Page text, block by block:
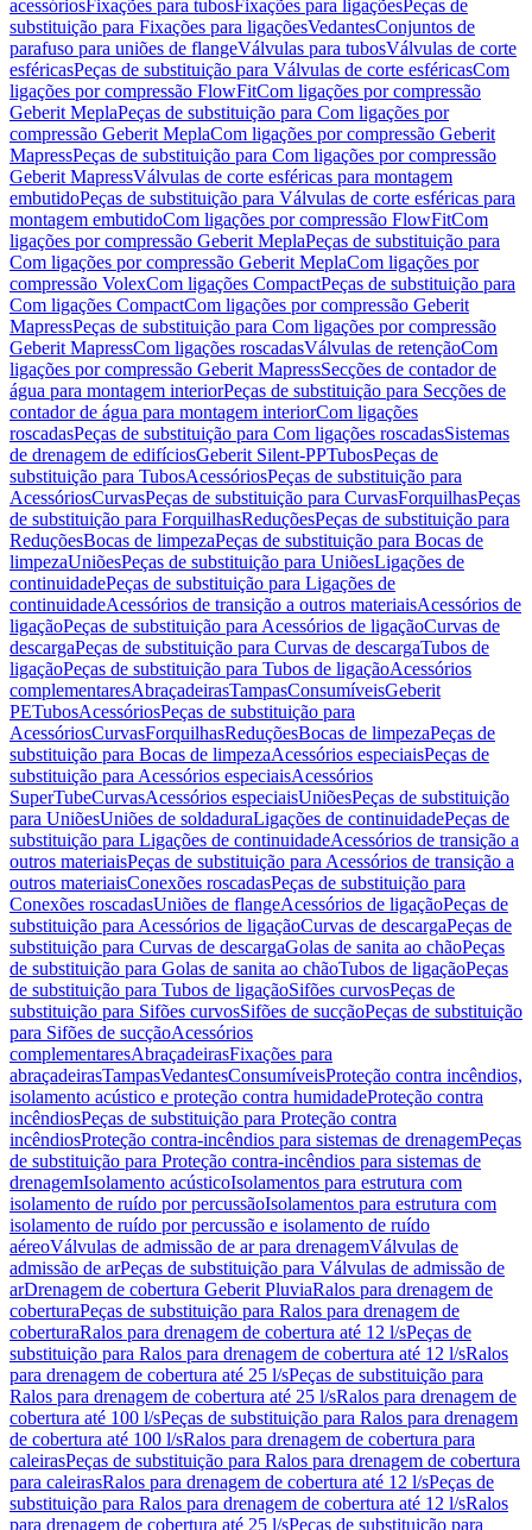
acessóriosFixações para tubosFixações para ligaçõesPeças de
substituição para Fixações para ligaçõesVedantesConjuntos de
parafuso para uniões de flangeVálvulas para tubosVálvulas de corte
esféricasPeças de substituição para Válvulas de corte esféricasCom
ligações por compressão FlowFitCom ligações por compressão
Geberit MeplaPeças de substituição para Com ligações por
compressão Geberit MeplaCom ligações por compressão Geberit
MapressPeças de substituição para Com ligações por compressão
Geberit MapressVálvulas de corte esféricas para montagem
embutidoPeças de substituição para Válvulas de corte esféricas para
montagem embutidoCom ligações por compressão FlowFitCom
ligações por compressão Geberit MeplaPeças de substituição para
Com ligações por compressão Geberit MeplaCom ligações por
compressão VolexCom ligações CompactPeças de substituição para
Com ligações CompactCom ligações por compressão Geberit
MapressPeças de substituição para Com ligações por compressão
Geberit MapressCom ligações roscadasVálvulas de retençãoCom
ligações por compressão Geberit MapressSecções de contador de
água para montagem interiorPeças de substituição para Secções de
contador de água para montagem interiorCom ligações
roscadasPeças de substituição para Com ligações roscadasSistemas
de drenagem de edifíciosGeberit Silent-PPTubosPeças de
substituição para TubosAcessóriosPeças de substituição para
AcessóriosCurvasPeças de substituição para CurvasForquilhasPeças
de substituição para ForquilhasReduçõesPeças de substituição para
ReduçõesBocas de limpezaPeças de substituição para Bocas de
limpezaUniõesPeças de substituição para UniõesLigações de
continuidadePeças de substituição para Ligações de
continuidadeAcessórios de transição a outros materiaisAcessórios de
ligaçãoPeças de substituição para Acessórios de ligaçãoCurvas de
descargaPeças de substituição para Curvas de descargaTubos de
ligaçãoPeças de substituição para Tubos de ligaçãoAcessórios
complementaresAbraçadeirasTampasConsumíveisGeberit
PETubosAcessóriosPeças de substituição para
AcessóriosCurvasForquilhasReduçõesBocas de limpezaPeças de
substituição para Bocas de limpezaAcessórios especiaisPeças de
substituição para Acessórios especiaisAcessórios
SuperTubeCurvasAcessórios especiaisUniõesPeças de substituição
para UniõesUniões de soldaduraLigações de continuidadePeças de
substituição para Ligações de continuidadeAcessórios de transição a
outros materiaisPeças de substituição para Acessórios de transição a
outros materiaisConexões roscadasPeças de substituição para
Conexões roscadasUniões de flangeAcessórios de ligaçãoPeças de
substituição para Acessórios de ligaçãoCurvas de descargaPeças de
substituição para Curvas de descargaGolas de sanita ao chãoPeças
de substituição para Golas de sanita ao chãoTubos de ligaçãoPeças
de substituição para Tubos de ligaçãoSifões curvosPeças de
substituição para Sifões curvosSifões de sucçãoPeças de substituição
para Sifões de sucçãoAcessórios
complementaresAbraçadeirasFixações para
abraçadeirasTampasVedantesConsumíveisProteção contra incêndios,
isolamento acústico e proteção contra humidadeProteção contra
incêndiosPeças de substituição para Proteção contra
incêndiosProteção contra-incêndios para sistemas de drenagemPeças
de substituição para Proteção contra-incêndios para sistemas de
drenagemIsolamento acústicoIsolamentos para estrutura com
isolamento de ruído por percussãoIsolamentos para estrutura com
isolamento de ruído por percussão e isolamento de ruído
aéreoVálvulas de admissão de ar para drenagemVálvulas de
admissão de arPeças de substituição para Válvulas de admissão de
arDrenagem de cobertura Geberit PluviaRalos para drenagem de
coberturaPeças de substituição para Ralos para drenagem de
coberturaRalos para drenagem de cobertura até 12 l/sPeças de
substituição para Ralos para drenagem de cobertura até 12 l/sRalos
para drenagem de cobertura até 25 l/sPeças de substituição para
Ralos para drenagem de cobertura até 25 l/sRalos para drenagem de
cobertura até 100 l/sPeças de substituição para Ralos para drenagem
de cobertura até 100 l/sRalos para drenagem de cobertura para
caleirasPeças de substituição para Ralos para drenagem de cobertura
para caleirasRalos para drenagem de cobertura até 12 l/sPeças de
substituição para Ralos para drenagem de cobertura até 12 l/sRalos
para drenagem de cobertura até 25 l/sPeças de substituição para